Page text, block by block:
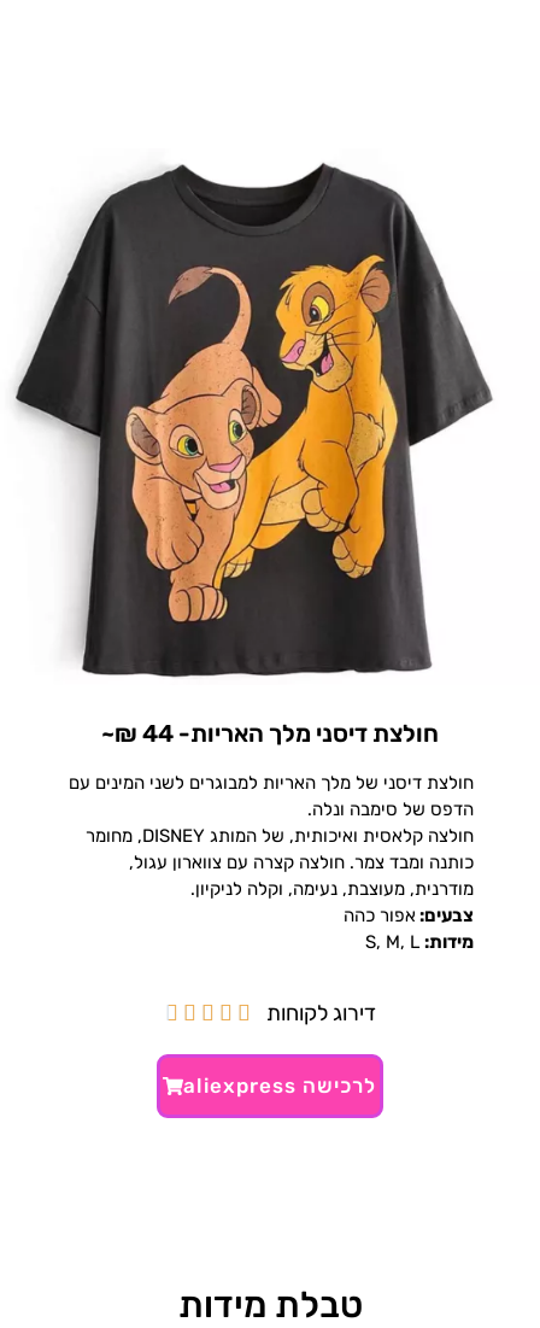
חולצת דיסני מלך האריות- 44 ₪~
חולצת דיסני של מלך האריות למבוגרים לשני המינים עם
הדפס של סימבה ונלה.
חולצה קלאסית ואיכותית, של המותג DISNEY, מחומר
כותנה ומבד צמר. חולצה קצרה עם צווארון עגול,
מודרנית, מעוצבת, נעימה, וקלה לניקיון.
צבעים: אפור כהה
מידות:S, M, L
דירוג לקוחות 




לרכישה aliexpress
טבלת מידות